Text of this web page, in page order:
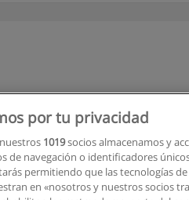
por tu privacidad
1019socios almacenamos y
de navegación o identificadores
permitiendo que las tecnologías
en «nosotros y nuestros socios